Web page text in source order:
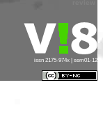
issn 2175-974x | sem01-12